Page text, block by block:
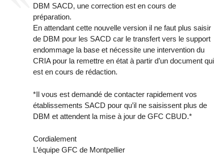
DBM SACD, une correction est en cours de
préparation.
En attendant cette nouvelle version il ne faut plus saisir
de DBM pour les SACD car le transfert vers le support
endommage la base et nécessite une intervention du
CRIA pour la remettre en état à partir d’un document qui
est en cours de rédaction.
*Il vous est demandé de contacter rapidement vos
établissements SACD pour qu’il ne saisissent plus de
DBM et attendent la mise à jour de GFC CBUD.*
Cordialement
L’équipe GFC de Montpellier